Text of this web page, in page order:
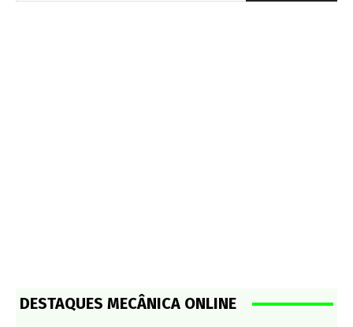
DESTAQUES MECÂNICA ONLINE